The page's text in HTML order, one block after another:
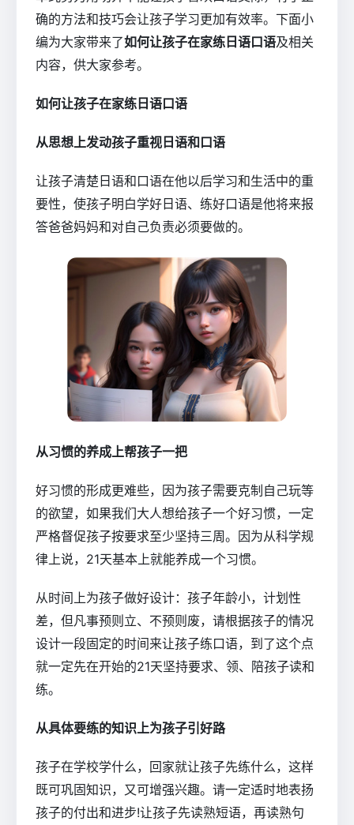
确的方法和技巧会让孩子学习更加有效率。下面小
编为大家带来了如何让孩子在家练日语口语及相关
内容，供大家参考。
如何让孩子在家练日语口语
从思想上发动孩子重视日语和口语
让孩子清楚日语和口语在他以后学习和生活中的重
要性，使孩子明白学好日语、练好口语是他将来报
答爸爸妈妈和对自己负责必须要做的。
从习惯的养成上帮孩子一把
好习惯的形成更难些，因为孩子需要克制自己玩等
的欲望，如果我们大人想给孩子一个好习惯，一定
严格督促孩子按要求至少坚持三周。因为从科学规
律上说，21天基本上就能养成一个习惯。
从时间上为孩子做好设计：孩子年龄小，计划性
差，但凡事预则立、不预则废，请根据孩子的情况
设计一段固定的时间来让孩子练口语，到了这个点
就一定先在开始的21天坚持要求、领、陪孩子读和
练。
从具体要练的知识上为孩子引好路
孩子在学校学什么，回家就让孩子先练什么，这样
既可巩固知识，又可增强兴趣。请一定适时地表扬
孩子的付出和进步!让孩子先读熟短语，再读熟句